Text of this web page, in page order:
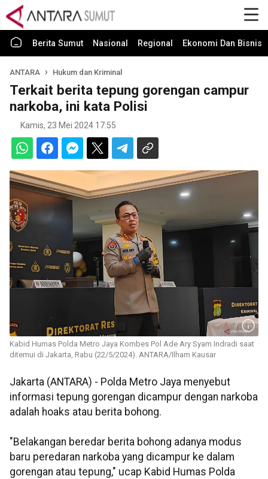
Berita Sumut Nasional Regional Ekonomi Dan Bisnis
ANTARA Hukum dan Kriminal
Terkait berita tepung gorengan campur
narkoba, ini kata Polisi
Kamis, 23 Mei 2024 17:55
Kabid Humas Polda Metro Jaya Kombes Pol Ade Ary Syam Indradi saat
ditemui di Jakarta, Rabu (22/5/2024). ANTARA/Ilham Kausar
Jakarta (ANTARA) - Polda Metro Jaya menyebut
informasi tepung gorengan dicampur dengan narkoba
adalah hoaks atau berita bohong.
"Belakangan beredar berita bohong adanya modus
baru peredaran narkoba yang dicampur ke dalam
gorengan atau tepung," ucap Kabid Humas Polda